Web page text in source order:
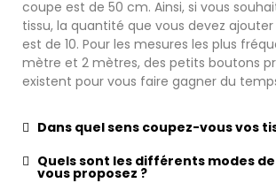
coupe est de 50 cm. Ainsi, si vous
tissu, la quantité que vous devez
est de 10. Pour les mesures les plus
mètre et 2 mètres, des petits boutons
existent pour vous faire gagner du
Dans quel sens coupez-vous vos
Quels sont les différents modes
vous proposez ?